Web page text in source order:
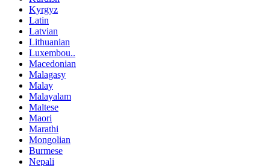
Kyrgyz
Latin
Latvian
Lithuanian
Luxembou..
Macedonian
Malagasy
Malay
Malayalam
Maltese
Maori
Marathi
Mongolian
Burmese
Nepali